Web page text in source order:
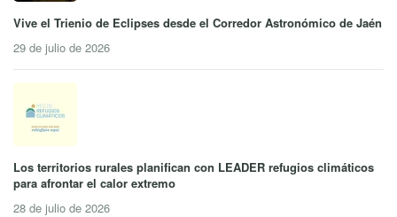
Vive el Trienio de Eclipses desde el Corredor Astronómico de Jaén
29 de julio de 2026
Los territorios rurales planifican con LEADER refugios climáticos
para afrontar el calor extremo
28 de julio de 2026